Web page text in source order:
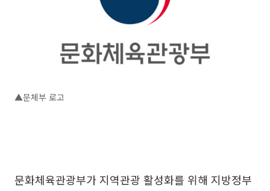
▲문체부 로고
문화체육관광부가 지역관광 활성화를 위해 지방정부